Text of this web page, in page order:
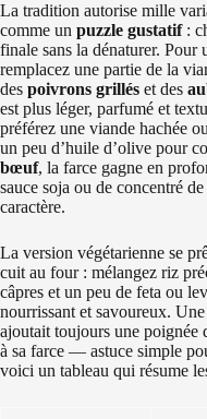
La tradition autorise mille
comme un puzzle gustatif:
finale sans la dénaturer. Pour
remplacez une partie de la
des poivrons grillés et des
est plus léger, parfumé et
préférez une viande hachée
un peu d’huile d’olive pour
bœuf, la farce gagne en
sauce soja ou de concentré
caractère.
La version végétarienne se
cuit au four : mélangez riz
câpres et un peu de feta ou
nourrissant et savoureux.
ajoutait toujours une poignée
à sa farce — astuce simple
voici un tableau qui résume